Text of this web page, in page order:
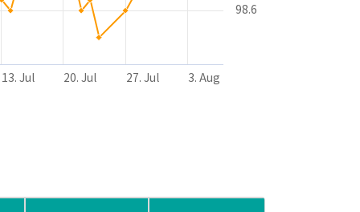
13. Jul 20. Jul 27. Jul 3. Aug
98.6